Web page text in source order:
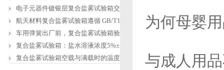
电子元器件镀银层复合盐雾试验箱交变盐
航天材料复合盐雾试验箱遵循 GB/T12967.3
车用弹簧出厂前，复合盐雾试验箱验证盐
复合盐雾试验箱：盐水溶液浓度5%±1%的配
复合盐雾试验箱空载与满载时的温度恢复
为何母婴
与成人用